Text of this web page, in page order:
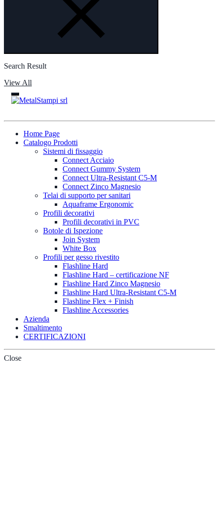
Search Result
View All
Home Page
Catalogo Prodotti
Sistemi di fissaggio
Connect Acciaio
Connect Gummy System
Connect Ultra-Resistant C5-M
Connect Zinco Magnesio
Telai di supporto per sanitari
Aquaframe Ergonomic
Profili decorativi
Profili decorativi in PVC
Botole di Ispezione
Join System
White Box
Profili per gesso rivestito
Flashline Hard
Flashline Hard – certificazione NF
Flashline Hard Zinco Magnesio
Flashline Hard Ultra-Resistant C5-M
Flashline Flex + Finish
Flashline Accessories
Azienda
Smaltimento
CERTIFICAZIONI
Close